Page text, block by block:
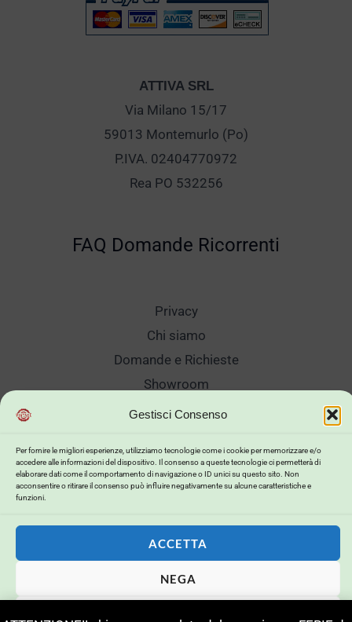
Gestisci Consenso
Per fornire le migliori esperienze, utilizziamo tecnologie come i cookie per memorizzare e/o
accedere alle informazioni del dispositivo. Il consenso a queste tecnologie ci permetterà di
elaborare dati come il comportamento di navigazione o ID unici su questo sito. Non
acconsentire o ritirare il consenso può influire negativamente su alcune caratteristiche e
funzioni.
ACCETTA
NEGA
ATTIVA SRL
Via Milano 15/17
59013 Montemurlo (Po)
P.IVA. 02404770972
Rea PO 532256
FAQ Domande Ricorrenti
Privacy
Chi siamo
Domande e Richieste
Showroom
Spedizioni
Reso Cambio Merce
Lavora Con Noi
Copyright © 2026 . Powered by .